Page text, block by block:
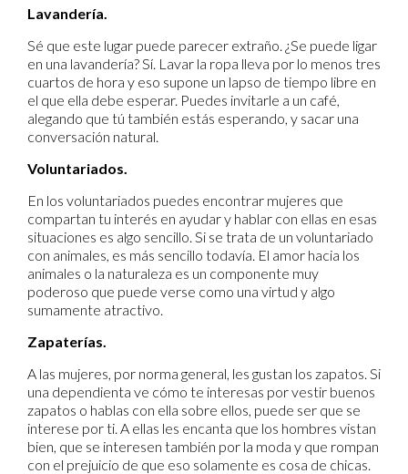
Lavandería.
Sé que este lugar puede parecer extraño. ¿Se puede ligar
en una lavandería? Sí. Lavar la ropa lleva por lo menos tres
cuartos de hora y eso supone un lapso de tiempo libre en
el que ella debe esperar. Puedes invitarle a un café,
alegando que tú también estás esperando, y sacar una
conversación natural.
Voluntariados.
En los voluntariados puedes encontrar mujeres que
compartan tu interés en ayudar y hablar con ellas en esas
situaciones es algo sencillo. Si se trata de un voluntariado
con animales, es más sencillo todavía. El amor hacia los
animales o la naturaleza es un componente muy
poderoso que puede verse como una virtud y algo
sumamente atractivo.
Zapaterías.
A las mujeres, por norma general, les gustan los zapatos. Si
una dependienta ve cómo te interesas por vestir buenos
zapatos o hablas con ella sobre ellos, puede ser que se
interese por ti. A ellas les encanta que los hombres vistan
bien, que se interesen también por la moda y que rompan
con el prejuicio de que eso solamente es cosa de chicas.